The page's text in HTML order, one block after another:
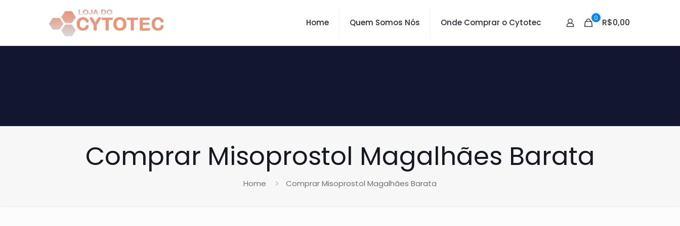
Home Quem Somos Nós Onde Comprar o Cytotec 0 R$0,00
Comprar Misoprostol Magalhães Barata
Home Comprar Misoprostol Magalhães Barata